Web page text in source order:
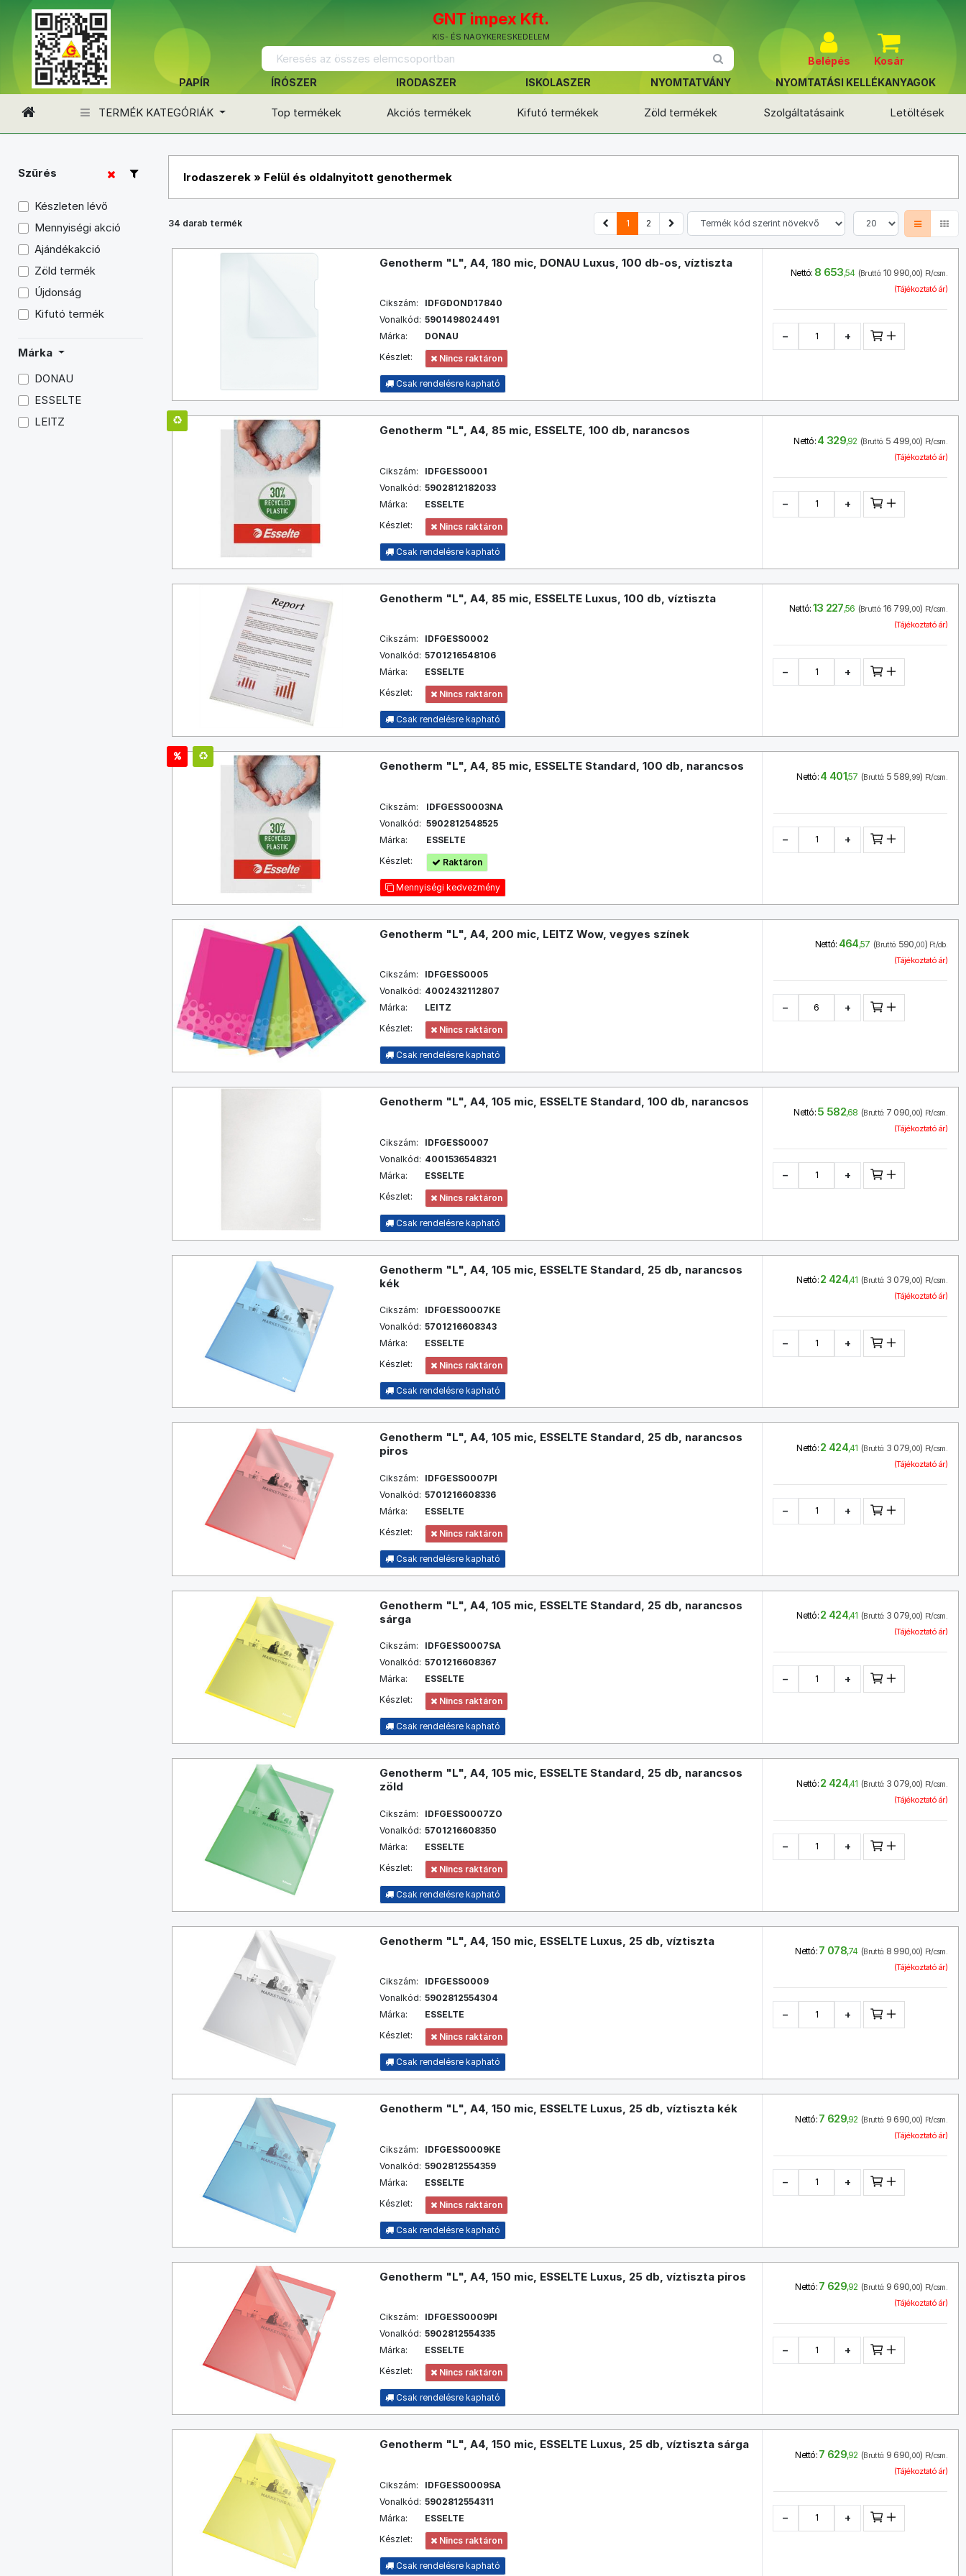
GNT impex Kft.
KIS- ÉS NAGYKERESKEDELEM
Belépés
Kosár
PAPÍR
ÍRÓSZER IRODASZER ISKOLASZER NYOMTATVÁNY NYOMTATÁSI KELLÉKANYAGOK
TERMÉK KATEGÓRIÁK Top termékek Akciós termékek Kifutó termékek Zöld termékek Szolgáltatásaink Letöltések
Szűrés
Készleten lévő
Mennyiségi akció
Ajándékakció
Zöld termék
Újdonság
Kifutó termék
Márka
DONAU
ESSELTE
LEITZ
Irodaszerek » Felül és oldalnyitott genothermek
34 darab termék 1 2
Genotherm "L", A4, 180 mic, DONAU Luxus, 100 db-os, víztiszta
Cikszám:
IDFGDOND17840
Vonalkód: 5901498024491
Márka:
DONAU
Készlet:
Nincs raktáron
Csak rendelésre kapható
Nettó: 8 653,54 (Bruttó: 10 990,00) Ft/csm.
(Tájékoztató ár)
− +
Genotherm "L", A4, 85 mic, ESSELTE, 100 db, narancsos
Cikszám:
IDFGESS0001
Vonalkód: 5902812182033
Márka:
ESSELTE
Készlet:
Nincs raktáron
Csak rendelésre kapható
Nettó: 4 329,92 (Bruttó: 5 499 ,00) Ft/csm.
(Tájékoztató ár)
− +
Genotherm "L", A4, 85 mic, ESSELTE Luxus, 100 db, víztiszta
Cikszám:
IDFGESS0002
Vonalkód: 5701216548106
Márka:
ESSELTE
Készlet:
Nincs raktáron
Csak rendelésre kapható
Nettó: 13 227,56 (Bruttó: 16 799,00) Ft/csm.
(Tájékoztató ár)
− +
Genotherm "L", A4, 85 mic, ESSELTE Standard, 100 db, narancsos
Cikszám:
IDFGESS0003NA
Vonalkód: 5902812548525
Márka:
ESSELTE
Készlet:
Raktáron
Mennyiségi kedvezmény
Nettó: 4 401,57 (Bruttó: 5 589 ,99) Ft/csm.
− +
Genotherm "L", A4, 200 mic, LEITZ Wow, vegyes színek
Cikszám:
IDFGESS0005
Vonalkód: 4002432112807
Márka:
LEITZ
Készlet:
Nincs raktáron
Csak rendelésre kapható
Nettó: 464,57 (Bruttó: 590,00) Ft/db.
(Tájékoztató ár)
− +
Genotherm "L", A4, 105 mic, ESSELTE Standard, 100 db, narancsos
Cikszám:
IDFGESS0007
Vonalkód: 4001536548321
Márka:
ESSELTE
Készlet:
Nincs raktáron
Csak rendelésre kapható
Nettó: 5 582,68 (Bruttó: 7 090 ,00) Ft/csm.
(Tájékoztató ár)
− +
Genotherm "L", A4, 105 mic, ESSELTE Standard, 25 db, narancsos
kék
Cikszám:
IDFGESS0007KE
Vonalkód: 5701216608343
Márka:
ESSELTE
Készlet:
Nincs raktáron
Csak rendelésre kapható
Nettó: 2 424,41 (Bruttó: 3 079,00) Ft/csm.
(Tájékoztató ár)
− +
Genotherm "L", A4, 105 mic, ESSELTE Standard, 25 db, narancsos
piros
Cikszám:
IDFGESS0007PI
Vonalkód: 5701216608336
Márka:
ESSELTE
Készlet:
Nincs raktáron
Csak rendelésre kapható
Nettó: 2 424,41 (Bruttó: 3 079 ,00) Ft/csm.
(Tájékoztató ár)
− +
Genotherm "L", A4, 105 mic, ESSELTE Standard, 25 db, narancsos
sárga
Cikszám:
IDFGESS0007SA
Vonalkód: 5701216608367
Márka:
ESSELTE
Készlet:
Nincs raktáron
Csak rendelésre kapható
Nettó: 2 424,41 (Bruttó: 3 079,00) Ft/csm.
(Tájékoztató ár)
− +
Genotherm "L", A4, 105 mic, ESSELTE Standard, 25 db, narancsos
zöld
Cikszám:
IDFGESS0007ZO
Vonalkód: 5701216608350
Márka:
ESSELTE
Készlet:
Nincs raktáron
Csak rendelésre kapható
Nettó: 2 424,41 (Bruttó: 3 079 ,00) Ft/csm.
(Tájékoztató ár)
− +
Genotherm "L", A4, 150 mic, ESSELTE Luxus, 25 db, víztiszta
Cikszám:
IDFGESS0009
Vonalkód: 5902812554304
Márka:
ESSELTE
Készlet:
Nincs raktáron
Csak rendelésre kapható
Nettó: 7 078,74 (Bruttó: 8 990,00) Ft/csm.
(Tájékoztató ár)
− +
Genotherm "L", A4, 150 mic, ESSELTE Luxus, 25 db, víztiszta kék
Cikszám:
IDFGESS0009KE
Vonalkód: 5902812554359
Márka:
ESSELTE
Készlet:
Nincs raktáron
Csak rendelésre kapható
Nettó: 7 629,92 (Bruttó: 9 690 ,00) Ft/csm.
(Tájékoztató ár)
− +
Genotherm "L", A4, 150 mic, ESSELTE Luxus, 25 db, víztiszta piros
Cikszám:
IDFGESS0009PI
Vonalkód: 5902812554335
Márka:
ESSELTE
Készlet:
Nincs raktáron
Csak rendelésre kapható
Nettó: 7 629,92 (Bruttó: 9 690,00) Ft/csm.
(Tájékoztató ár)
− +
Genotherm "L", A4, 150 mic, ESSELTE Luxus, 25 db, víztiszta sárga
Cikszám:
IDFGESS0009SA
Vonalkód: 5902812554311
Márka:
ESSELTE
Készlet:
Nincs raktáron
Csak rendelésre kapható
Nettó: 7 629,92 (Bruttó: 9 690 ,00) Ft/csm.
(Tájékoztató ár)
− +